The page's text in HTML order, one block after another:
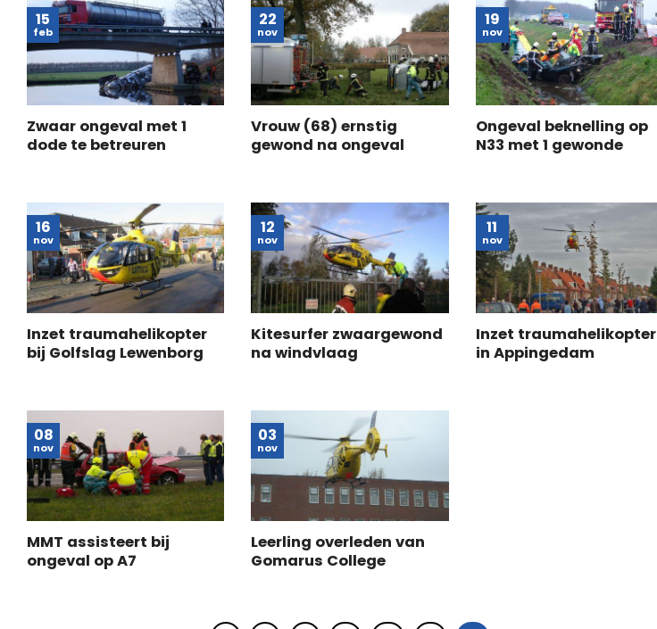
Zwaar ongeval met 1
dode te betreuren
15
feb
Vrouw (68) ernstig
gewond na ongeval
22
nov
Ongeval beknelling op
N33 met 1 gewonde
19
nov
Inzet traumahelikopter
bij Golfslag Lewenborg
16
nov
Kitesurfer zwaargewond
na windvlaag
12
nov
Inzet traumahelikopter
in Appingedam
11
nov
MMT assisteert bij
ongeval op A7
08
nov
Leerling overleden van
Gomarus College
03
nov